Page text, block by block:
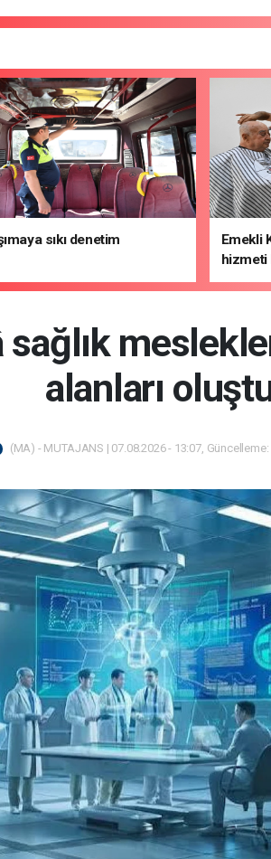
sıkı denetim
Emekli
hizmeti
sağlık
alanları
(MA) - MUTAJANS | 07.08.2026 - 13:07,